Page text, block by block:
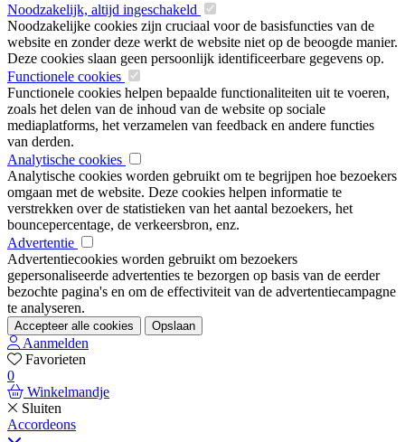
Noodzakelijk, altijd ingeschakeld
Noodzakelijke cookies zijn cruciaal voor de basisfuncties van de
website en zonder deze werkt de website niet op de beoogde manier.
Deze cookies slaan geen persoonlijk identificeerbare gegevens op.
Functionele cookies
Functionele cookies helpen bepaalde functionaliteiten uit te voeren,
zoals het delen van de inhoud van de website op sociale
mediaplatforms, het verzamelen van feedback en andere functies
van derden.
Analytische cookies
Analytische cookies worden gebruikt om te begrijpen hoe bezoekers
omgaan met de website. Deze cookies helpen informatie te
verstrekken over de statistieken van het aantal bezoekers, het
bouncepercentage, de verkeersbron, enz.
Advertentie
Advertentiecookies worden gebruikt om bezoekers
gepersonaliseerde advertenties te bezorgen op basis van de eerder
bezochte pagina's en om de effectiviteit van de advertentiecampagne
te analyseren.
Accepteer alle cookies Opslaan
Aanmelden
Favorieten
0
Winkelmandje
Sluiten
Accordeons